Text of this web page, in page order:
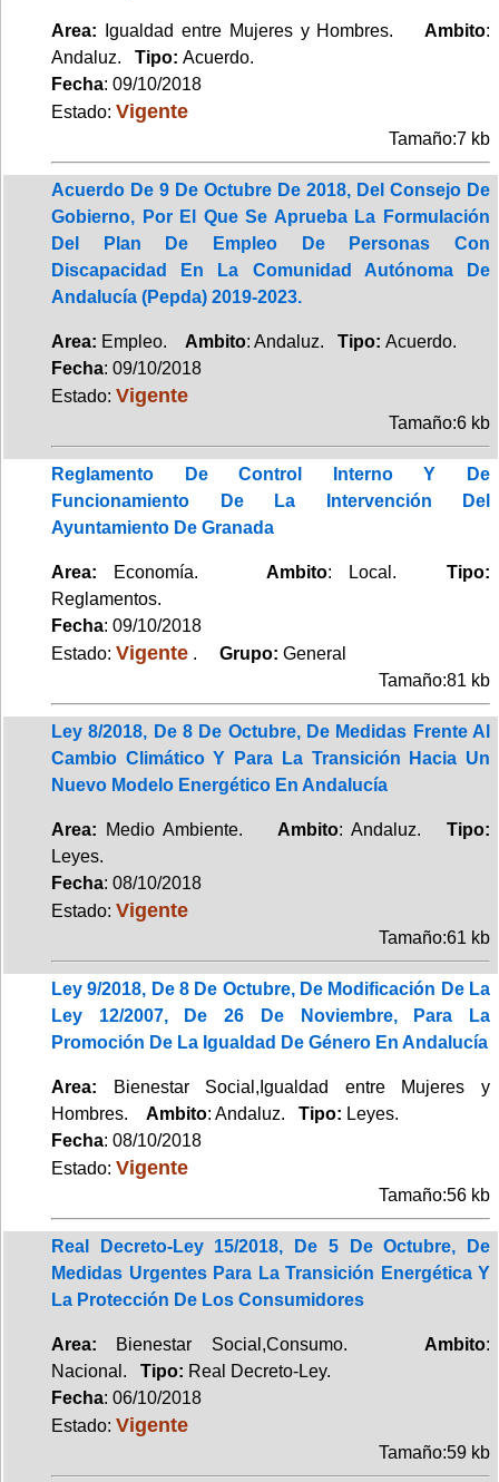
Area: Igualdad entre Mujeres y Hombres. Ambito:
Andaluz. Tipo: Acuerdo.
Fecha: 09/10/2018
Estado: Vigente
Tamaño:7 kb
Acuerdo De 9 De Octubre De 2018, Del Consejo De
Gobierno, Por El Que Se Aprueba La Formulación
Del Plan De Empleo De Personas Con
Discapacidad En La Comunidad Autónoma De
Andalucía (Pepda) 2019-2023.
Area: Empleo. Ambito: Andaluz. Tipo: Acuerdo.
Fecha: 09/10/2018
Estado: Vigente
Tamaño:6 kb
Reglamento De Control Interno Y De
Funcionamiento De La Intervención Del
Ayuntamiento De Granada
Area: Economía. Ambito: Local.Tipo:
Reglamentos.
Fecha: 09/10/2018
Estado: Vigente . Grupo: General
Tamaño:81 kb
Ley 8/2018, De 8 De Octubre, De Medidas Frente Al
Cambio Climático Y Para La Transición Hacia Un
Nuevo Modelo Energético En Andalucía
Area: Medio Ambiente. Ambito: Andaluz.Tipo:
Leyes.
Fecha: 08/10/2018
Estado: Vigente
Tamaño:61 kb
Ley 9/2018, De 8 De Octubre, De Modificación De La
Ley 12/2007, De 26 De Noviembre, Para La
Promoción De La Igualdad De Género En Andalucía
Area: Bienestar Social,Igualdad entre Mujeres y
Hombres. Ambito: Andaluz. Tipo: Leyes.
Fecha: 08/10/2018
Estado: Vigente
Tamaño:56 kb
Real Decreto-Ley 15/2018, De 5 De Octubre, De
Medidas Urgentes Para La Transición Energética Y
La Protección De Los Consumidores
Area: Bienestar Social,Consumo. Ambito:
Nacional. Tipo: Real Decreto-Ley.
Fecha: 06/10/2018
Estado: Vigente
Tamaño:59 kb